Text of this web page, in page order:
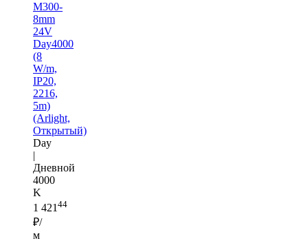
M300-
8mm
24V
Day4000
(8
W/m,
IP20,
2216,
5m)
(Arlight,
Открытый)
Day
|
Дневной
4000
K
1 421 44
₽/
м